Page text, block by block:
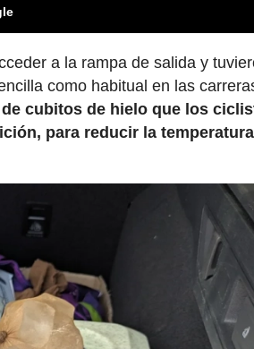
a la rampa de salida y
como habitual en las
cubitos de hielo que los
para reducir la temperatura